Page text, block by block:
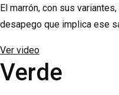
El marrón, con sus
desapego que implica ese
Ver video
Verde